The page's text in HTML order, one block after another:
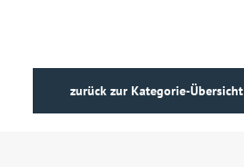
zurück zur Kategorie-Übersicht